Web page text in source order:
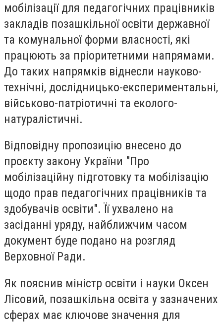
мобілізації для педагогічних працівників
закладів позашкільної освіти державної
та комунальної форми власності, які
працюють за пріоритетними напрямами.
До таких напрямків віднесли науково-
технічні, дослідницько-експериментальні,
військово-патріотичні та еколого-
натуралістичні.
Відповідну пропозицію внесено до
проєкту закону України "Про
мобілізаційну підготовку та мобілізацію
щодо прав педагогічних працівників та
здобувачів освіти". Її ухвалено на
засіданні уряду, найближчим часом
документ буде подано на розгляд
Верховної Ради.
Як пояснив міністр освіти і науки Оксен
Лісовий, позашкільна освіта у зазначених
сферах має ключове значення для